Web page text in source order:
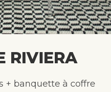
RIVIERA
+ banquette à coffre